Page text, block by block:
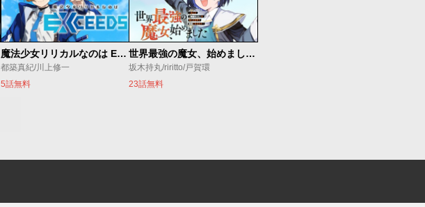
魔法少女リリカルなのは EXCEEDS
都築真紀/川上修一
5話無料
世界最強の魔女、始めました ～私だけ『攻略サイト』を見れる世界で自由に生きます～
坂木持丸/riritto/戸賀環
23話無料